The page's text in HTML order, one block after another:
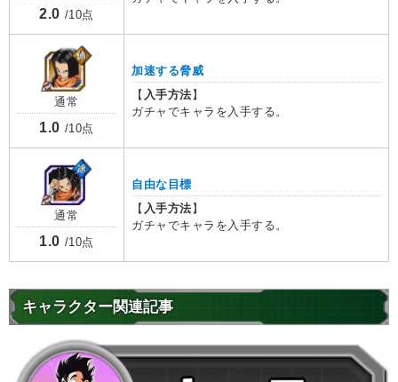
2.0 /10点
通常
1.0 /10点
加速する脅威
【 入手方法 】
ガチャでキャラを入手する。
通常
1.0 /10点
自由な目標
【 入手方法 】
ガチャでキャラを入手する。
キャラクター関連記事